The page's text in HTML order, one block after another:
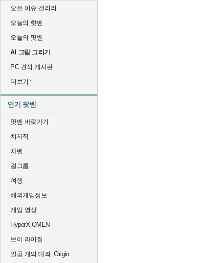
오픈 이슈 갤러리
오늘의 핫벤
오늘의 팟벤
AI 그림 그리기
PC 견적 게시판
더보기
인기 팟벤
팟벤 바로가기
치지직
차벤
걸그룹
여행
해외게임정보
게임 영상
HyperX OMEN
브이 라이징
일곱 개의 대죄: Origin